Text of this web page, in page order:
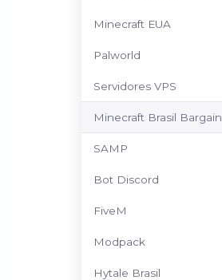
Minecraft EUA
Palworld
Servidores VPS
Minecraft Brasil Bargain
SAMP
Bot Discord
FiveM
Modpack
Hytale Brasil